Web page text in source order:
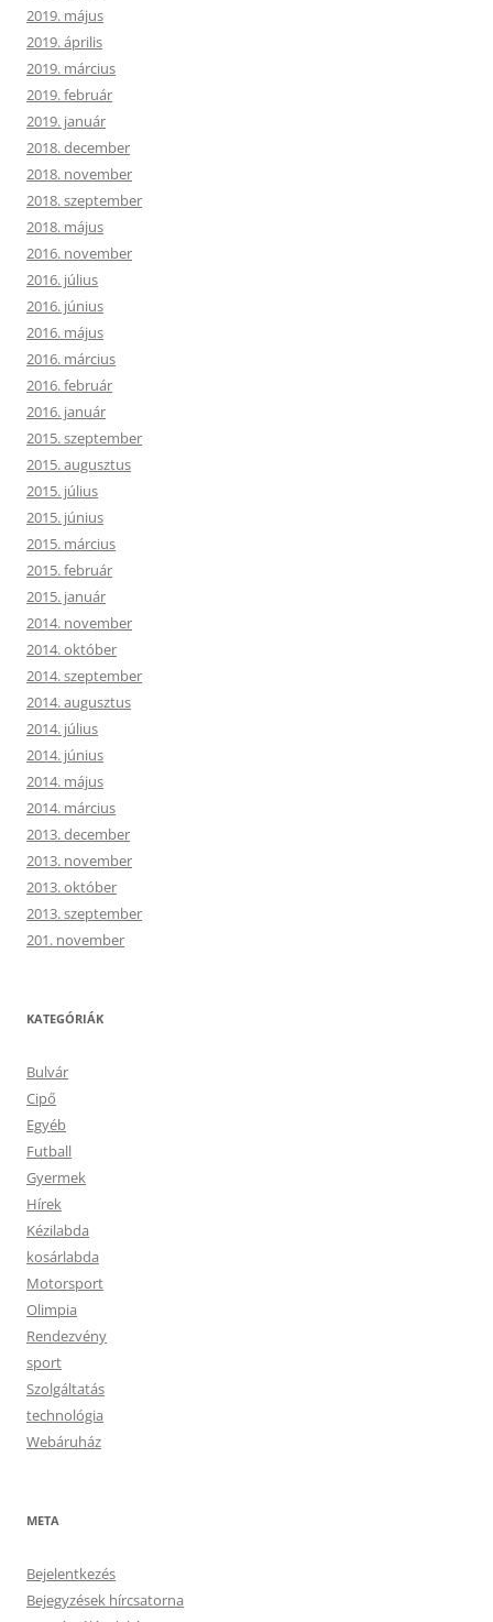
2019. május
2019. április
2019. március
2019. február
2019. január
2018. december
2018. november
2018. szeptember
2018. május
2016. november
2016. július
2016. június
2016. május
2016. március
2016. február
2016. január
2015. szeptember
2015. augusztus
2015. július
2015. június
2015. március
2015. február
2015. január
2014. november
2014. október
2014. szeptember
2014. augusztus
2014. július
2014. június
2014. május
2014. március
2013. december
2013. november
2013. október
2013. szeptember
201. november
KATEGÓRIÁK
Bulvár
Cipő
Egyéb
Futball
Gyermek
Hírek
Kézilabda
kosárlabda
Motorsport
Olimpia
Rendezvény
sport
Szolgáltatás
technológia
Webáruház
META
Bejelentkezés
Bejegyzések hírcsatorna